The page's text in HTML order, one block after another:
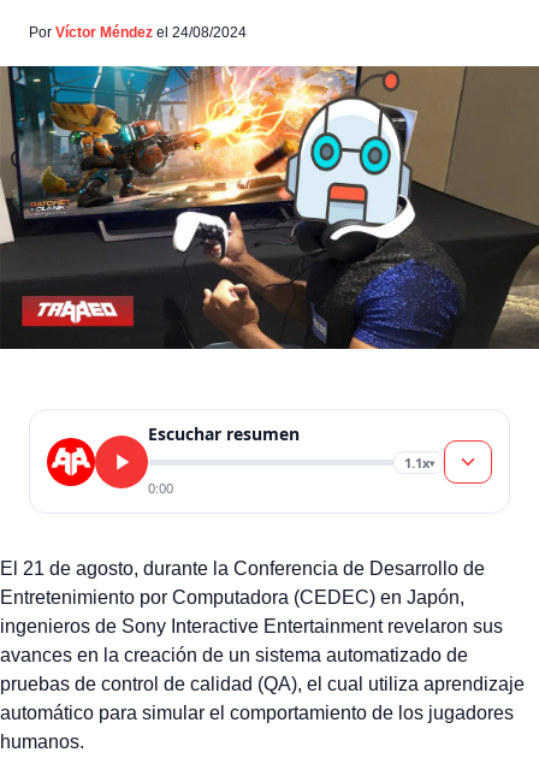
en la creación de un sistema automatizado de
aprendizaje automático para simular el
comportamiento de los jugadores humanos. Este
sistema de pruebas […]
Por Víctor Méndez el 24/08/2024
Escuchar resumen
1.1x▾
0:00
El 21 de agosto, durante la Conferencia de Desarrollo de
Entretenimiento por Computadora (CEDEC) en Japón,
ingenieros de Sony Interactive Entertainment revelaron sus
avances en la creación de un sistema automatizado de
pruebas de control de calidad (QA), el cual utiliza aprendizaje
automático para simular el comportamiento de los jugadores
humanos.